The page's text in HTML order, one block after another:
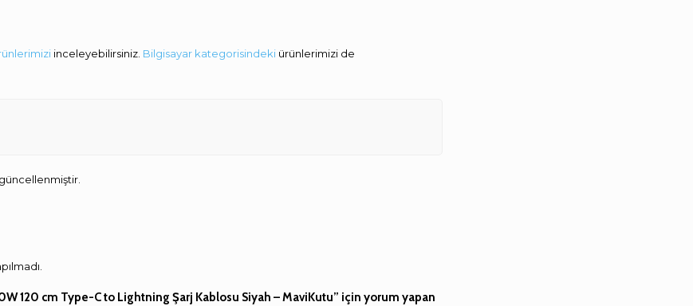
inceleyebilirsiniz. Bilgisayar kategorisindeki ürünlerimizi de
güncellenmiştir.
120 cm Type-C to Lightning Şarj Kablosu Siyah – MaviKutu” için yorum yapan